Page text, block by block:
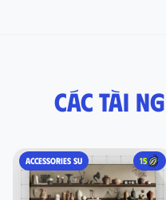
Các tài
ACCESSORIES SU 15